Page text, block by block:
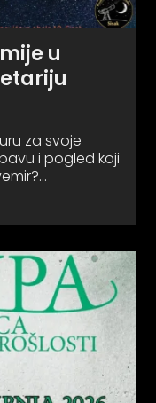
u
za svoje
i pogled koji